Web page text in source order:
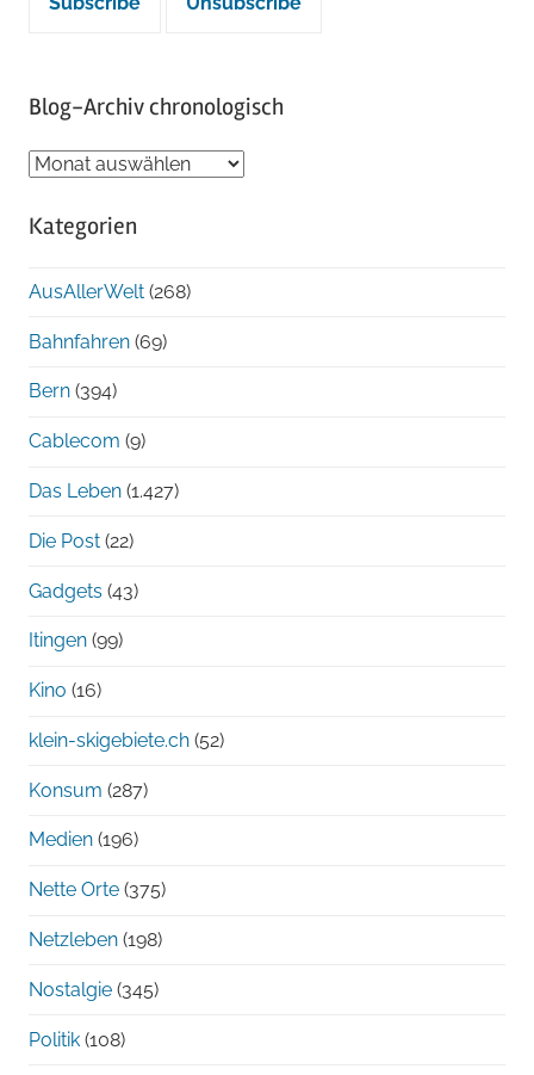
Blog-Archiv chronologisch
Blog-
chronologisch
Kategorien
AusAllerWelt (268)
Bahnfahren (69)
Bern (394)
Cablecom (9)
Das Leben (1.427)
Die Post (22)
Gadgets (43)
Itingen (99)
Kino (16)
klein-skigebiete.ch (52)
Konsum (287)
Medien (196)
Nette Orte (375)
Netzleben (198)
Nostalgie (345)
Politik (108)